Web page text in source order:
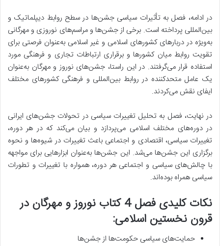
در ادامه، فصل به تأثیرات سیاسی جشن‌ها در سطح روابط دیپلماتیک و
بین‌المللی پرداخته است. برخی از جشن‌ها و مراسم‌های نوروزی و مهرگانی
به‌ویژه در دربارهای کشورهای اسلامی و غیر اسلامی به‌عنوان فرصتی برای
تقویت روابط میان کشورها و برقراری ارتباطات تجاری و فرهنگی مورد
استفاده قرار می‌گرفتند. در این راستا، جشن‌های نوروز و مهرگان به‌عنوان
یک عامل متحدکننده در روابط بین‌المللی و فرهنگی کشورهای مختلف
ایفای نقش می‌کردند.
در نهایت، فصل به تحلیل تغییرات سیاسی در تحولات جشن‌های ایرانی
در دوره‌های مختلف اسلامی می‌پردازد و بیان می‌کند که در هر دوره،
تغییرات سیاسی، اقتصادی و اجتماعی باعث تغییرات در شیوه‌ها و نحوه
برگزاری این جشن‌ها می‌شد. این جشن‌ها به‌عنوان ابزارهایی برای مواجهه
با چالش‌های سیاسی و اجتماعی هر دوره، همواره با تغییرات و تطورات
سیاسی همراه بوده‌اند.
نکات کلیدی فصل 4 کتاب نوروز و مهرگان در
قرون نخستین اسلامی:
حمایت‌های سیاسی حکومت‌ها از جشن‌ها